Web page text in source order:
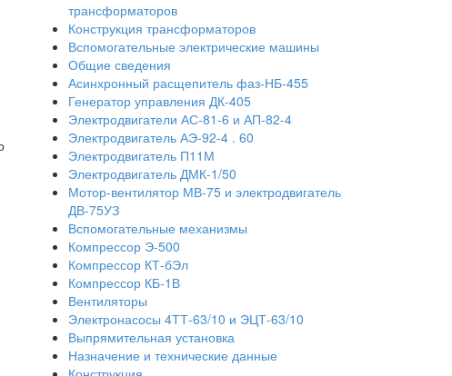
трансформаторов
Конструкция трансформаторов
Вспомогательные электрические машины
Общие сведения
Асинхронный расщепитель фаз-НБ-455
Генератор управления ДК-405
Электродвигатели АС-81-6 и АП-82-4
Электродвигатель АЭ-92-4 . 60
Электродвигатель П11М
Электродвигатель ДМК-1/50
Мотор-вентилятор МВ-75 и электродвигатель
ДВ-75УЗ
Вспомогательные механизмы
Компрессор Э-500
Компрессор КТ-бЭл
Компрессор КБ-1В
Вентиляторы
Электронасосы 4ТТ-63/10 и ЭЦТ-63/10
Выпрямительная установка
Назначение и технические данные